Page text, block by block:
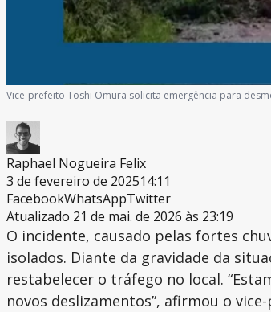
Vice-prefeito Toshi Omura solicita emergência para
Raphael Nogueira Felix
3 de fevereiro de 202514:11
FacebookWhatsAppTwitter
Atualizado 21 de mai. de 2026 às 23:19
O incidente, causado pelas fortes
isolados. Diante da gravidade da
restabelecer o tráfego no local.
novos deslizamentos”, afirmou o